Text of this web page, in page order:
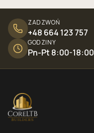
ZADZWOŃ
+48 664 123 757
GODZINY
Pn-Pt 8:00-18:00